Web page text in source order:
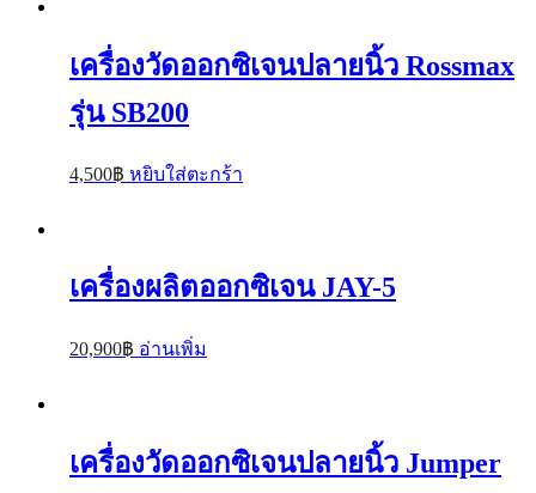
เครื่องวัดออกซิเจนปลายนิ้ว Rossmax
รุ่น SB200
4,500฿ หยิบใส่ตะกร้า
เครื่องผลิตออกซิเจน JAY-5
20,900฿ อ่านเพิ่ม
เครื่องวัดออกซิเจนปลายนิ้ว Jumper